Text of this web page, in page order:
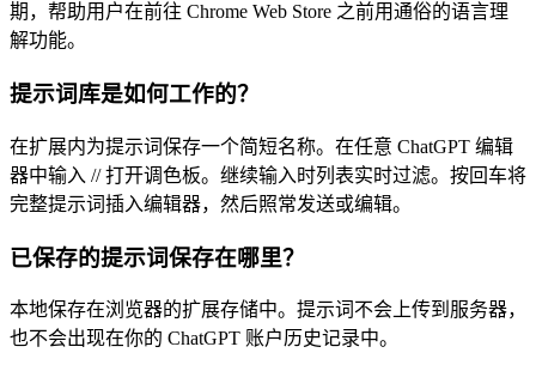
期，帮助用户在前往 Chrome Web Store 之前用通俗的语言理
解功能。
提示词库是如何工作的？
在扩展内为提示词保存一个简短名称。在任意 ChatGPT 编辑
器中输入 // 打开调色板。继续输入时列表实时过滤。按回车将
完整提示词插入编辑器，然后照常发送或编辑。
已保存的提示词保存在哪里？
本地保存在浏览器的扩展存储中。提示词不会上传到服务器，
也不会出现在你的 ChatGPT 账户历史记录中。